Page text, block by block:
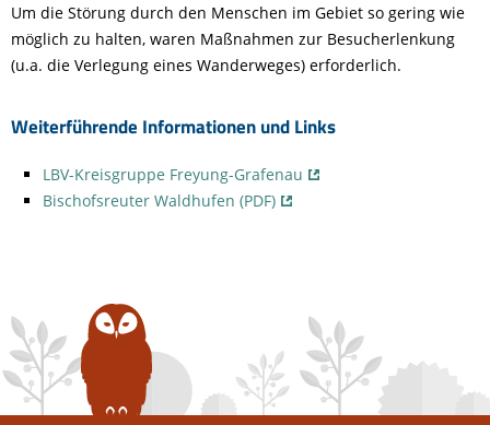
Um die Störung durch den Menschen im Gebiet so gering wie
möglich zu halten, waren Maßnahmen zur Besucherlenkung
(u.a. die Verlegung eines Wanderweges) erforderlich.
Weiterführende Informationen und Links
LBV-Kreisgruppe Freyung-Grafenau
Bischofsreuter Waldhufen (PDF)